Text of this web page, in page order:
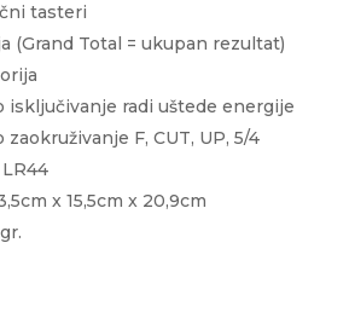
tasteri
(Grand Total = ukupan rezultat)
isključivanje radi uštede energije
F, CUT, UP, 5/4
x 15,5cm x 20,9cm